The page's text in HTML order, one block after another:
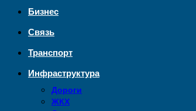
Бизнес
Связь
Транспорт
Инфраструктура
Дороги
ЖКХ